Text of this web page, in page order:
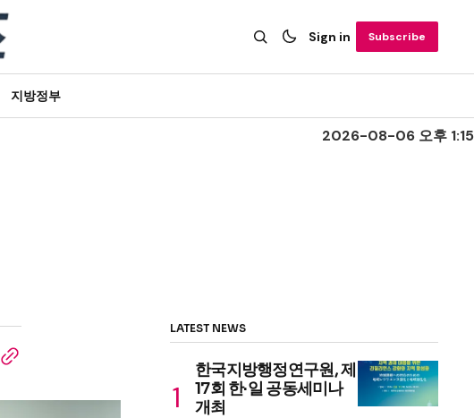
Sign in Subscribe
지방정부
2026-08-06 오후 1:15
LATEST NEWS
한국지방행정연구원, 제
17회 한·일 공동세미나
개최